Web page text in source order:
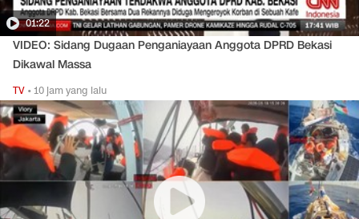
01:22
VIDEO: Sidang Dugaan Penganiayaan Anggota DPRD Bekasi
Dikawal Massa
TV •10 jam yang lalu